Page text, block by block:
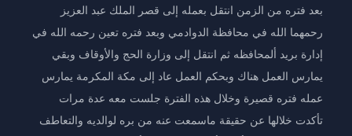
بعد فتره من الزمن انتقل بعمله إلى قصر الملك عبد العزيز
رحمهما الله في محافظة الدوادمي وبعد فتره تعين رحمه الله في
إدارة بريد ألمحافظه ثم انتقل إلى وزارة الحج والأوقاف وبقي
يمارس العمل هناك وبحكم العمل عاد إلى مكة المكرمة يمارس
عمله فتره قصيرة وخلال هذه الفترة جلست معه عدة مرات
تأكدت خلالها عن حقيقة ماسمعت عنه من بره لوالديه والتعاطف